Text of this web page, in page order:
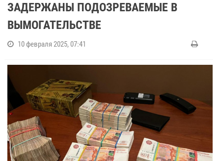
ЗАДЕРЖАНЫ ПОДОЗРЕВАЕМЫЕ В
ВЫМОГАТЕЛЬСТВЕ
10 февраля 2025, 07:41